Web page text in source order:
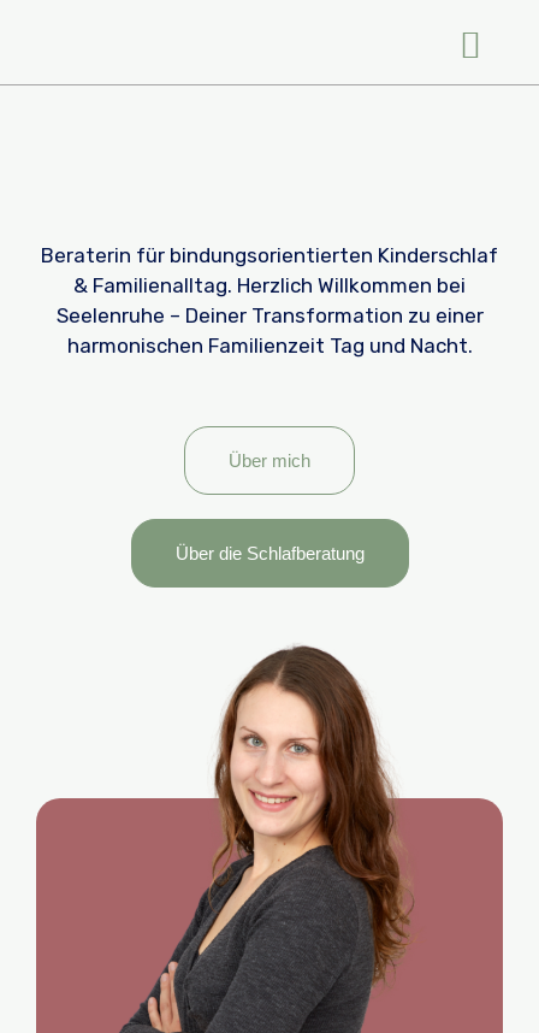
Beraterin für bindungsorientierten Kinderschlaf
& Familienalltag. Herzlich Willkommen bei
Seelenruhe – Deiner Transformation zu einer
harmonischen Familienzeit Tag und Nacht.
Über mich
Über die Schlafberatung